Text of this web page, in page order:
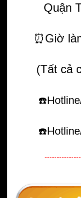
Quận
⏰Giờ
(Tất cả
☎️
☎️